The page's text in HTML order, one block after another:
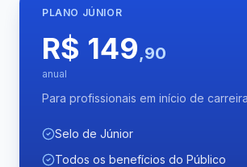
PLANO JÚNIOR
R$ 149,90
anual
Para profissionais em início de
Selo de Júnior
Todos os benefícios do Público